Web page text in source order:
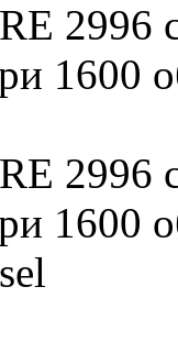
2996
1600
2996
1600